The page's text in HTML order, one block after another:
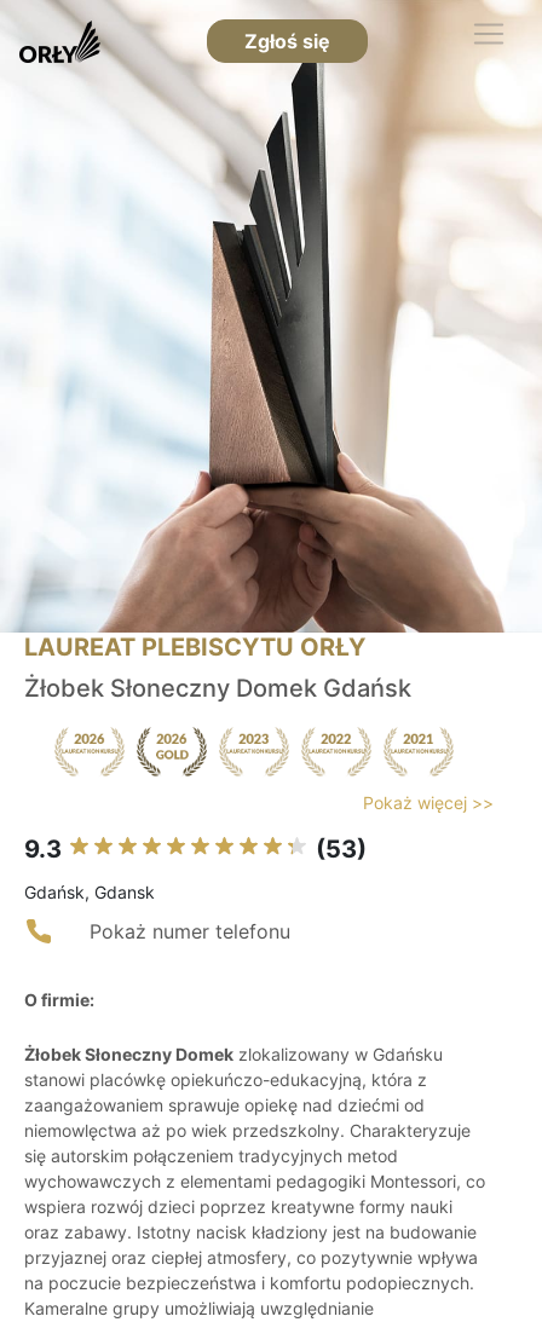
Zgłoś się
LAUREAT PLEBISCYTU ORŁY
Żłobek Słoneczny Domek Gdańsk
Pokaż więcej >>
9.3 (53)
Gdańsk, Gdansk
Pokaż numer telefonu
O firmie:
Żłobek Słoneczny Domek zlokalizowany w Gdańsku
stanowi placówkę opiekuńczo-edukacyjną, która z
zaangażowaniem sprawuje opiekę nad dziećmi od
niemowlęctwa aż po wiek przedszkolny. Charakteryzuje
się autorskim połączeniem tradycyjnych metod
wychowawczych z elementami pedagogiki Montessori, co
wspiera rozwój dzieci poprzez kreatywne formy nauki
oraz zabawy. Istotny nacisk kładziony jest na budowanie
przyjaznej oraz ciepłej atmosfery, co pozytywnie wpływa
na poczucie bezpieczeństwa i komfortu podopiecznych.
Kameralne grupy umożliwiają uwzględnianie